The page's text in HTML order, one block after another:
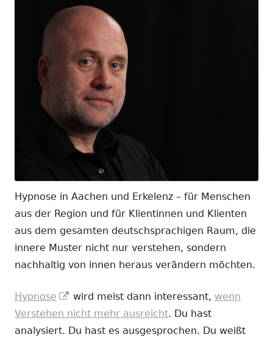
Hypnose in Aachen und Erkelenz – für Menschen
aus der Region und für Klientinnen und Klienten
aus dem gesamten deutschsprachigen Raum, die
innere Muster nicht nur verstehen, sondern
nachhaltig von innen heraus verändern möchten.
Hypnose
In
neuem
Fenster
wird meist dann interessant, wenn
Verstehen nicht mehr ausreicht. Du hast
analysiert. Du hast es ausgesprochen. Du weißt